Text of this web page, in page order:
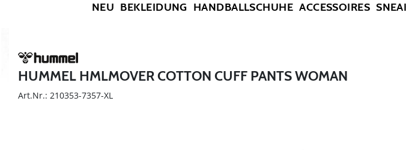
NEU BEKLEIDUNG HANDBALLSCHUHE ACCESSOIRES
HUMMEL HMLMOVER COTTON CUFF PANTS WOMAN
Art.Nr.: 210353-7357-XL